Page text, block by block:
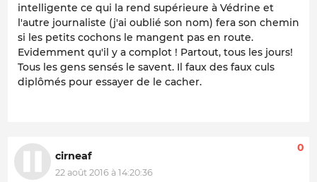
intelligente ce qui la rend supérieure à Védrine et
l'autre journaliste (j'ai oublié son nom) fera son chemin
si les petits cochons le mangent pas en route.
Evidemment qu'il y a complot ! Partout, tous les jours!
Tous les gens sensés le savent. Il faux des faux culs
diplômés pour essayer de le cacher.
cirneaf
22 août 2016 à 14:20:36
0